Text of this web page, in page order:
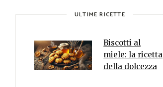
ULTIME RICETTE
Biscotti al
miele: la ricetta
della dolcezza